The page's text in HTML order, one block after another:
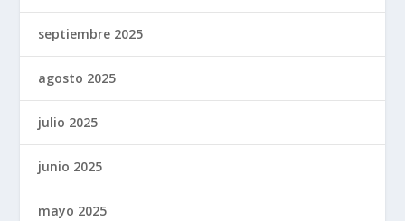
septiembre 2025
agosto 2025
julio 2025
junio 2025
mayo 2025